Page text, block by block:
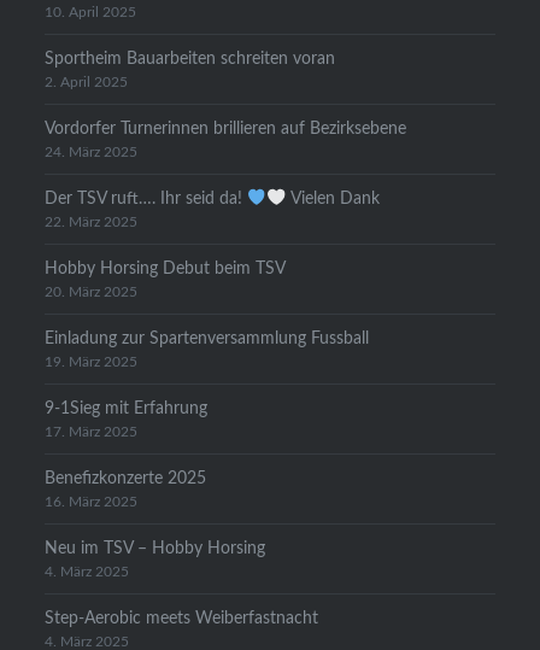
10. April 2025
Sportheim Bauarbeiten schreiten voran
2. April 2025
Vordorfer Turnerinnen brillieren auf Bezirksebene
24. März 2025
Der TSV ruft…. Ihr seid da! Vielen Dank
22. März 2025
Hobby Horsing Debut beim TSV
20. März 2025
Einladung zur Spartenversammlung Fussball
19. März 2025
9-1Sieg mit Erfahrung
17. März 2025
Benefizkonzerte 2025
16. März 2025
Neu im TSV – Hobby Horsing
4. März 2025
Step-Aerobic meets Weiberfastnacht
4. März 2025